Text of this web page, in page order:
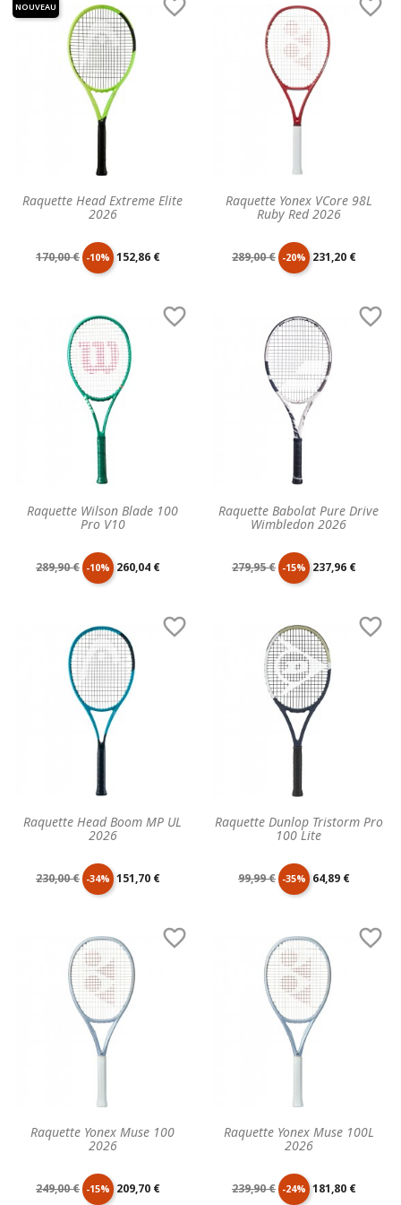
Raquette Head Extreme Elite
2026

Prix
170,00 € -10% Prix
152,86 €
NOUVEAU
Raquette Yonex VCore 98L
Ruby Red 2026

Prix
289,00 € -20% Prix
231,20 €
Raquette Wilson Blade 100
Pro V10

Prix
289,90 € -10% Prix
260,04 €
Raquette Babolat Pure Drive
Wimbledon 2026

Prix
279,95 € -15% Prix
237,96 €
Raquette Head Boom MP UL
2026

Prix
230,00 € -34% Prix
151,70 €
Raquette Dunlop Tristorm Pro
100 Lite

Prix
base
99,99 € -35% Prix
64,89 €
Raquette Yonex Muse 100
2026

Prix
249,00 € -15% Prix
209,70 €
Raquette Yonex Muse 100L
2026

Prix
239,90 € -24% Prix
181,80 €